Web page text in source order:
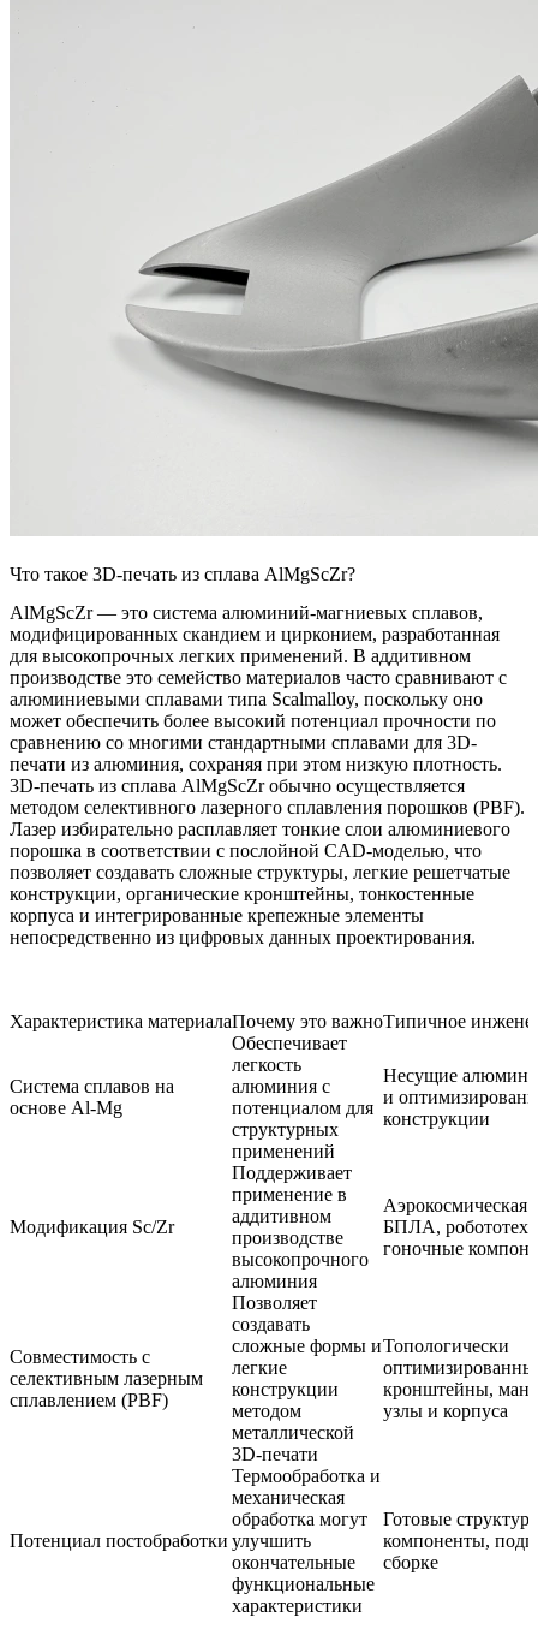
Что такое 3D-печать из сплава AlMgScZr?
AlMgScZr — это система алюминий-магниевых сплавов,
модифицированных скандием и цирконием, разработанная
для высокопрочных легких применений. В аддитивном
производстве это семейство материалов часто сравнивают с
алюминиевыми сплавами типа Scalmalloy, поскольку оно
может обеспечить более высокий потенциал прочности по
сравнению со многими стандартными сплавами для 3D-
печати из алюминия, сохраняя при этом низкую плотность.
3D-печать из сплава AlMgScZr обычно осуществляется
методом селективного лазерного сплавления порошков (PBF).
Лазер избирательно расплавляет тонкие слои алюминиевого
порошка в соответствии с послойной CAD-моделью, что
позволяет создавать сложные структуры, легкие решетчатые
конструкции, органические кронштейны, тонкостенные
корпуса и интегрированные крепежные элементы
непосредственно из цифровых данных проектирования.
Характеристика материалаПочему это важноТипичное
Система сплавов на
основе Al-Mg
Обеспечивает
легкость
алюминия с
потенциалом для
структурных
применений
Несущие
и
конструкции
Модификация Sc/Zr
Поддерживает
применение в
аддитивном
производстве
высокопрочного
алюминия
Аэрокосмическая
БПЛА,
гоночные
Совместимость с
селективным лазерным
сплавлением (PBF)
Позволяет
создавать
сложные формы и
легкие
конструкции
методом
металлической
3D-печати
Топологически
кронштейны,
узлы и корпуса
Потенциал постобработки
Термообработка и
механическая
обработка могут
улучшить
окончательные
функциональные
характеристики
Готовые
компоненты,
сборке